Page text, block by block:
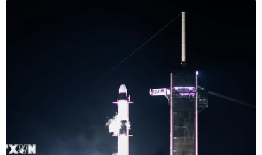
Giang tới Cà Mau. Tết ở Việt Nam là vui nhất!,"
Đại sứ Kritenbrink mở màn bản rap.
Đại sứ Mỹ tại Việt Nam cho biết ông yêu thích
món lẩu nóng, khoái cà phê sữa đá và sẽ mang
theo lì xì cho trẻ em vào dịp Tết Nguyên đán.